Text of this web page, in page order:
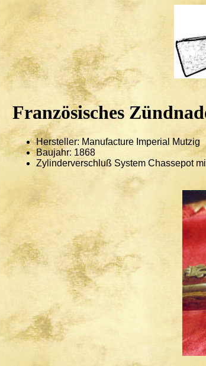
Französisches
Hersteller: Manufacture Imperial Mutzig
Baujahr: 1868
Zylinderverschluß System Chassepot